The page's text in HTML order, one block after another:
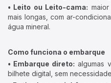
• Leito ou Leito-cama:
mais longas, com ar-
água mineral.
Como funciona o embarque
• Embarque direto: algumas
bilhete digital, sem